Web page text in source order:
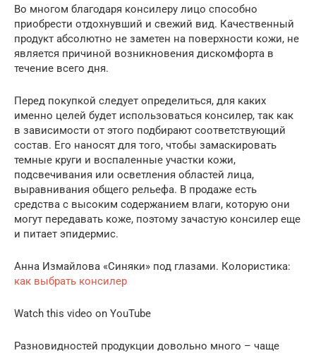
Во многом благодаря консилеру лицо способно
приобрести отдохнувший и свежий вид. Качественный
продукт абсолютно не заметен на поверхности кожи, не
является причиной возникновения дискомфорта в
течение всего дня.
Перед покупкой следует определиться, для каких
именно целей будет использоваться консилер, так как
в зависимости от этого подбирают соответствующий
состав. Его наносят для того, чтобы замаскировать
темные круги и воспаленные участки кожи,
подсвечивания или осветления областей лица,
выравнивания общего рельефа. В продаже есть
средства с высоким содержанием влаги, которую они
могут передавать коже, поэтому зачастую консилер еще
и питает эпидермис.
Анна Измайлова «Синяки» под глазами. Колористика:
как выбрать консилер
Watch this video on YouTube
Разновидностей продукции довольно много – чаще